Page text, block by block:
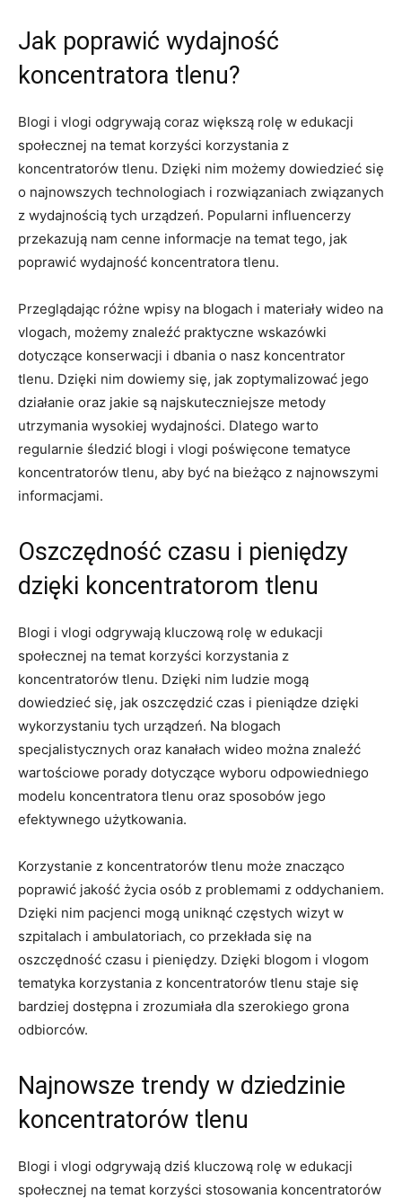
Jak poprawić wydajność
koncentratora tlenu?
Blogi ‍i vlogi odgrywają coraz⁤ większą rolę w edukacji
społecznej na temat korzyści korzystania z
koncentratorów tlenu. Dzięki nim możemy ‍dowiedzieć się
o najnowszych⁢ technologiach i rozwiązaniach ⁣związanych
z wydajnością tych ⁣urządzeń. Popularni influencerzy
przekazują nam cenne informacje na⁢ temat tego, jak
poprawić wydajność koncentratora tlenu.
Przeglądając ⁢różne ​wpisy na blogach i materiały wideo na⁢
vlogach, możemy znaleźć praktyczne wskazówki
dotyczące‍ konserwacji i dbania o nasz koncentrator
tlenu. Dzięki nim ‌dowiemy się, jak zoptymalizować jego
działanie oraz jakie są najskuteczniejsze metody
utrzymania wysokiej‌ wydajności. Dlatego warto
regularnie śledzić blogi i vlogi poświęcone tematyce
koncentratorów tlenu, aby być na bieżąco z najnowszymi
informacjami.
Oszczędność czasu i pieniędzy
dzięki koncentratorom tlenu
Blogi i vlogi odgrywają kluczową rolę ‍w edukacji
społecznej na​ temat korzyści korzystania z
koncentratorów tlenu. Dzięki ⁤nim ludzie ⁢mogą
dowiedzieć się, jak oszczędzić czas i pieniądze dzięki
wykorzystaniu tych urządzeń. Na⁤ blogach⁣
specjalistycznych oraz kanałach wideo można znaleźć
wartościowe porady dotyczące wyboru odpowiedniego
modelu koncentratora tlenu‌ oraz sposobów ‍jego
efektywnego użytkowania.
Korzystanie z koncentratorów ⁤tlenu może znacząco
poprawić jakość życia osób ​z problemami z oddychaniem.‌
Dzięki nim pacjenci mogą uniknąć częstych wizyt w
szpitalach i ambulatoriach, co przekłada‍ się ‍na
⁤oszczędność czasu i pieniędzy. Dzięki blogom i vlogom⁣
tematyka korzystania z koncentratorów ‌tlenu staje się
bardziej dostępna i zrozumiała dla szerokiego ​grona⁢
odbiorców.
Najnowsze trendy w dziedzinie⁣
koncentratorów​ tlenu
Blogi ‍i‍ vlogi odgrywają dziś kluczową rolę w edukacji
społecznej na ​temat‍ korzyści stosowania koncentratorów